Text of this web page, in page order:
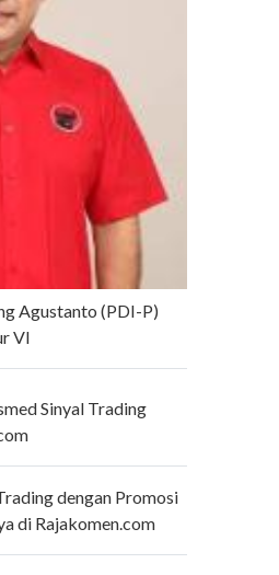
Agustanto (PDI-P)
VI
Sinyal Trading
dengan Promosi
di Rajakomen.com